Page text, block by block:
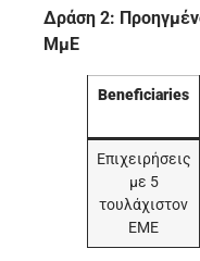
Δράση 2:
ΜμΕ
Beneficiaries
Επιχειρήσεις
με 5
τουλάχιστον
ΕΜΕ